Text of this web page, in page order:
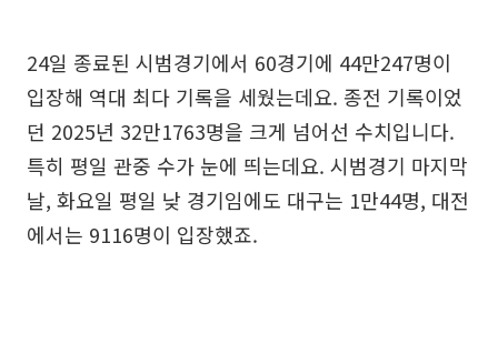
24일 종료된 시범경기에서 60경기에 44만247명이
입장해 역대 최다 기록을 세웠는데요. 종전 기록이었
던 2025년 32만1763명을 크게 넘어선 수치입니다.
특히 평일 관중 수가 눈에 띄는데요. 시범경기 마지막
날, 화요일 평일 낮 경기임에도 대구는 1만44명, 대전
에서는 9116명이 입장했죠.